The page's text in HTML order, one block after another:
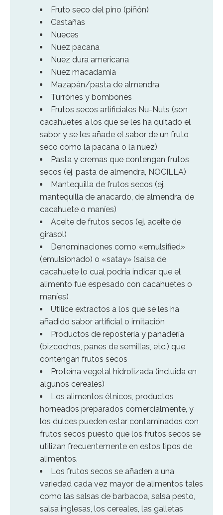
Fruto seco del pino (piñón)
Castañas
Nueces
Nuez pacana
Nuez dura americana
Nuez macadamia
Mazapán/pasta de almendra
Turrónes y bombones
Frutos secos artificiales Nu-Nuts (son
cacahuetes a los que se les ha quitado el
sabor y se les añade el sabor de un fruto
seco como la pacana o la nuez)
Pasta y cremas que contengan frutos
secos (ej. pasta de almendra, NOCILLA)
Mantequilla de frutos secos (ej.
mantequilla de anacardo, de almendra, de
cacahuete o maníes)
Aceite de frutos secos (ej. aceite de
girasol)
Denominaciones como «emulsified»
(emulsionado) o «satay» (salsa de
cacahuete lo cual podría indicar que el
alimento fue espesado con cacahuetes o
maníes)
Utilice extractos a los que se les ha
añadido sabor artificial o imitación
Productos de repostería y panadería
(bizcochos, panes de semillas, etc.) que
contengan frutos secos
Proteína vegetal hidrolizada (incluida en
algunos cereales)
Los alimentos étnicos, productos
horneados preparados comercialmente, y
los dulces pueden estar contaminados con
frutos secos puesto que los frutos secos se
utilizan frecuentemente en estos tipos de
alimentos.
Los frutos secos se añaden a una
variedad cada vez mayor de alimentos tales
como las salsas de barbacoa, salsa pesto,
salsa inglesas, los cereales, las galletas